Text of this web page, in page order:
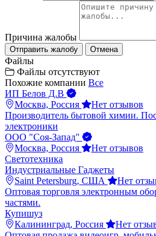
Причина жалобы
Отправить жалобу Отмена
Файлы
Файлы отсутствуют
Похожие компании Все
ИП Белов Д.В
Москва, Россия
Нет отзывов
Производитель бытовой химии.
электроники
ООО "Соя-Запад"
Москва, Россия
Нет отзывов
Светотехника
Индустриальные Гаджеты
Saint Petersburg, США
Нет
Оптовая торговля электронным
частями.
Купишуз
Калининград, Россия
Нет